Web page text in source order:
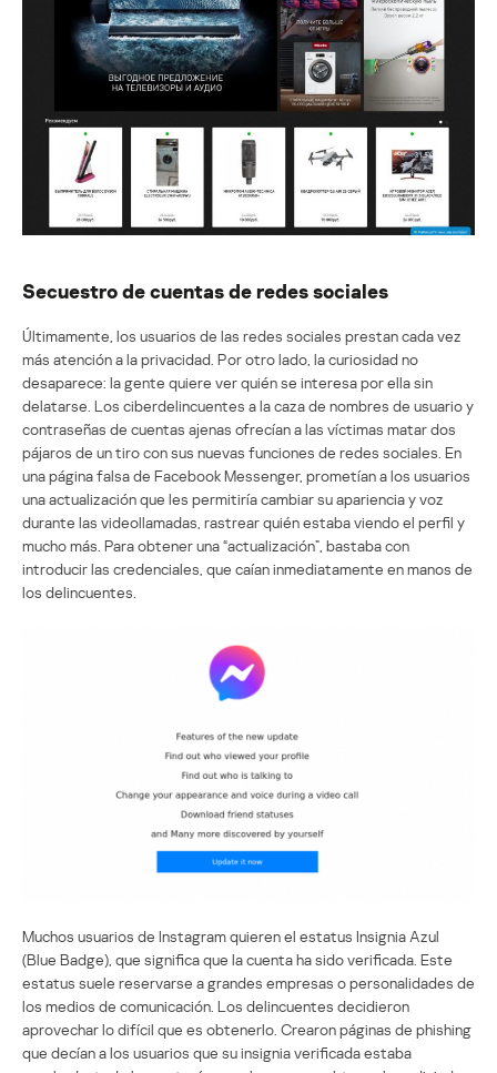
Secuestro de cuentas de redes sociales
Últimamente, los usuarios de las redes sociales prestan cada vez
más atención a la privacidad. Por otro lado, la curiosidad no
desaparece: la gente quiere ver quién se interesa por ella sin
delatarse. Los ciberdelincuentes a la caza de nombres de usuario y
contraseñas de cuentas ajenas ofrecían a las víctimas matar dos
pájaros de un tiro con sus nuevas funciones de redes sociales. En
una página falsa de Facebook Messenger, prometían a los usuarios
una actualización que les permitiría cambiar su apariencia y voz
durante las videollamadas, rastrear quién estaba viendo el perfil y
mucho más. Para obtener una “actualización”, bastaba con
introducir las credenciales, que caían inmediatamente en manos de
los delincuentes.
Muchos usuarios de Instagram quieren el estatus Insignia Azul
(Blue Badge), que significa que la cuenta ha sido verificada. Este
estatus suele reservarse a grandes empresas o personalidades de
los medios de comunicación. Los delincuentes decidieron
aprovechar lo difícil que es obtenerlo. Crearon páginas de phishing
que decían a los usuarios que su insignia verificada estaba